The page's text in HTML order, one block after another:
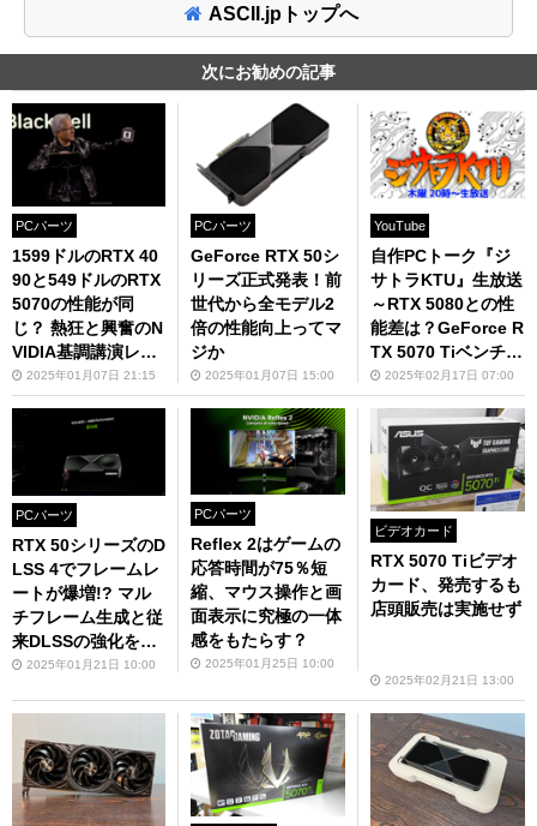
ASCII.jpトップへ
次にお勧めの記事
PCパーツ
1599ドルのRTX 40
90と549ドルのRTX
5070の性能が同
じ？ 熱狂と興奮のN
VIDIA基調講演レポ
ート2025年01月07日 21:15
PCパーツ
GeForce RTX 50シ
リーズ正式発表！前
世代から全モデル2
倍の性能向上ってマ
ジか
2025年01月07日 15:00
YouTube
自作PCトーク『ジ
サトラKTU』生放送
～RTX 5080との性
能差は？GeForce R
TX 5070 Tiベンチマ
ーク～
2025年02月17日 07:00
PCパーツ
RTX 50シリーズのD
LSS 4でフレームレ
ートが爆増!? マル
チフレーム生成と従
来DLSSの強化を解
説2025年01月21日 10:00
PCパーツ
Reflex 2はゲームの
応答時間が75％短
縮、マウス操作と画
面表示に究極の一体
感をもたらす？
2025年01月25日 10:00
ビデオカード
RTX 5070 Tiビデオ
カード、発売するも
店頭販売は実施せず
2025年02月21日 13:00